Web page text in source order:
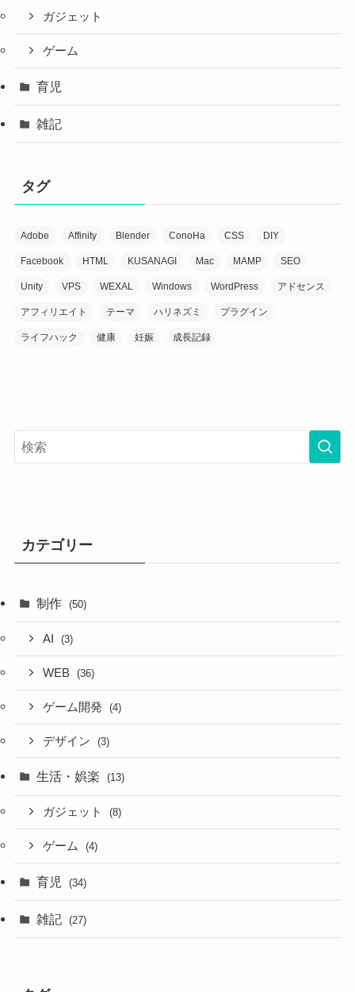
ガジェット
ゲーム
育児
雑記
タグ
Adobe Affinity Blender ConoHa CSS DIY
Facebook HTML KUSANAGI Mac MAMP SEO
Unity VPS WEXAL Windows WordPress アドセンス
アフィリエイト テーマ ハリネズミ プラグイン
ライフハック 健康 妊娠 成長記録
カテゴリー
制作 (50)
AI (3)
WEB (36)
ゲーム開発 (4)
デザイン (3)
生活・娯楽 (13)
ガジェット (8)
ゲーム (4)
育児 (34)
雑記 (27)